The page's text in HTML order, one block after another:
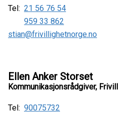
Tel: 21 56 76 54
959 33 862
stian@frivillighetnorge.no
Ellen Anker Storset
Kommunikasjonsrådgiver,
Tel: 90075732